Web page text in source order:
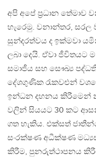
අපි අපේ ප්‍රධාන
හැරෙමු. වනාන්තර, සරල
සුන්දරත්වය ද ඉක්මවා
ලබා දෙයි. ඒවා ජීවිතයට
සමාජීය සහ සෞඛ්‍ය
දේශගුණික රැකවළුන්
ඉන්ධන දහනය කිරීමෙන්
වලින් සියයට 30 කට
ගත හැකිය. එක්සත්
සංරක්ෂණ අධීක්ෂණ
කිරීම, පුනරුත්ථාපනය